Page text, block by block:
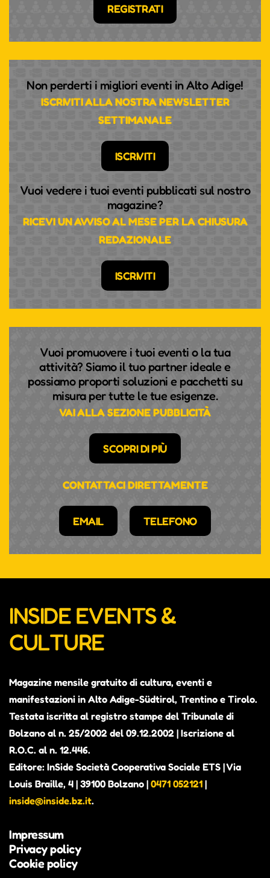
REGISTRATI
Non perderti i migliori eventi in Alto Adige!
ISCRIVITI ALLA NOSTRA NEWSLETTER
SETTIMANALE
ISCRIVITI
Vuoi vedere i tuoi eventi pubblicati sul nostro
magazine?
RICEVI UN AVVISO AL MESE PER LA CHIUSURA
REDAZIONALE
ISCRIVITI
Vuoi promuovere i tuoi eventi o la tua
attività? Siamo il tuo partner ideale e
possiamo proporti soluzioni e pacchetti su
misura per tutte le tue esigenze.
VAI ALLA SEZIONE PUBBLICITÀ
SCOPRI DI PIÙ
CONTATTACI DIRETTAMENTE
EMAIL TELEFONO
INSIDE EVENTS &
CULTURE
Magazine mensile gratuito di cultura, eventi e
manifestazioni in Alto Adige-Südtirol, Trentino e Tirolo.
Testata iscritta al registro stampe del Tribunale di
Bolzano al n. 25/2002 del 09.12.2002 | Iscrizione al
R.O.C. al n. 12.446.
Editore: InSide Società Cooperativa Sociale ETS | Via
Louis Braille, 4 | 39100 Bolzano | 0471 052121 |
inside@inside.bz.it.
Impressum
Privacy policy
Cookie policy